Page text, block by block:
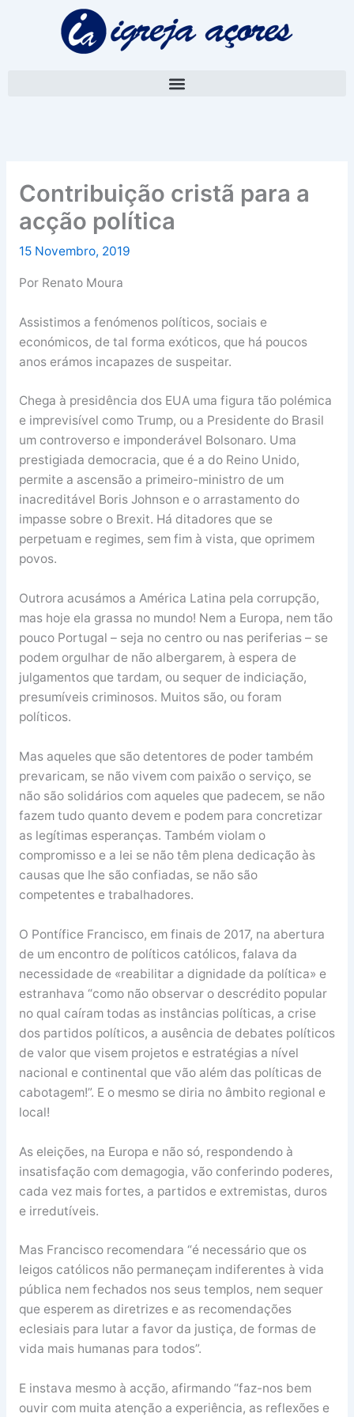
Contribuição cristã para a
acção política
15 Novembro, 2019
Por Renato Moura
Assistimos a fenómenos políticos, sociais e
económicos, de tal forma exóticos, que há poucos
anos erámos incapazes de suspeitar.
Chega à presidência dos EUA uma figura tão polémica
e imprevisível como Trump, ou a Presidente do Brasil
um controverso e imponderável Bolsonaro. Uma
prestigiada democracia, que é a do Reino Unido,
permite a ascensão a primeiro-ministro de um
inacreditável Boris Johnson e o arrastamento do
impasse sobre o Brexit. Há ditadores que se
perpetuam e regimes, sem fim à vista, que oprimem
povos.
Outrora acusámos a América Latina pela corrupção,
mas hoje ela grassa no mundo! Nem a Europa, nem tão
pouco Portugal – seja no centro ou nas periferias – se
podem orgulhar de não albergarem, à espera de
julgamentos que tardam, ou sequer de indiciação,
presumíveis criminosos. Muitos são, ou foram
políticos.
Mas aqueles que são detentores de poder também
prevaricam, se não vivem com paixão o serviço, se
não são solidários com aqueles que padecem, se não
fazem tudo quanto devem e podem para concretizar
as legítimas esperanças. Também violam o
compromisso e a lei se não têm plena dedicação às
causas que lhe são confiadas, se não são
competentes e trabalhadores.
O Pontífice Francisco, em finais de 2017, na abertura
de um encontro de políticos católicos, falava da
necessidade de «reabilitar a dignidade da política» e
estranhava “como não observar o descrédito popular
no qual caíram todas as instâncias políticas, a crise
dos partidos políticos, a ausência de debates políticos
de valor que visem projetos e estratégias a nível
nacional e continental que vão além das políticas de
cabotagem!”. E o mesmo se diria no âmbito regional e
local!
As eleições, na Europa e não só, respondendo à
insatisfação com demagogia, vão conferindo poderes,
cada vez mais fortes, a partidos e extremistas, duros
e irredutíveis.
Mas Francisco recomendara “é necessário que os
leigos católicos não permaneçam indiferentes à vida
pública nem fechados nos seus templos, nem sequer
que esperem as diretrizes e as recomendações
eclesiais para lutar a favor da justiça, de formas de
vida mais humanas para todos”.
E instava mesmo à acção, afirmando “faz-nos bem
ouvir com muita atenção a experiência, as reflexões e